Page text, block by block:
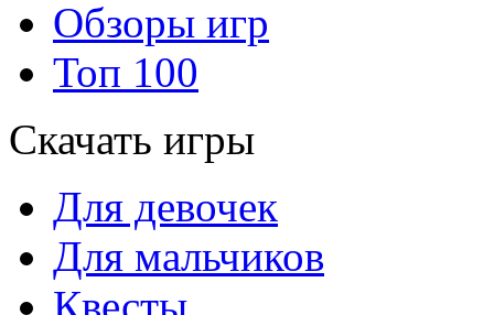
Обзоры игр
Топ 100
Скачать игры
Для девочек
Для мальчиков